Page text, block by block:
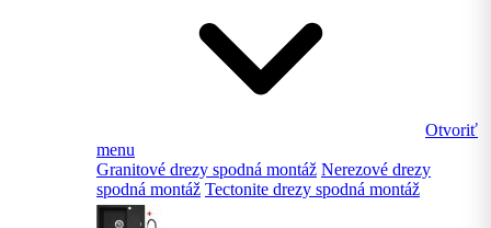
Otvoriť
menu
Granitové drezy spodná montáž Nerezové drezy
spodná montáž Tectonite drezy spodná montáž